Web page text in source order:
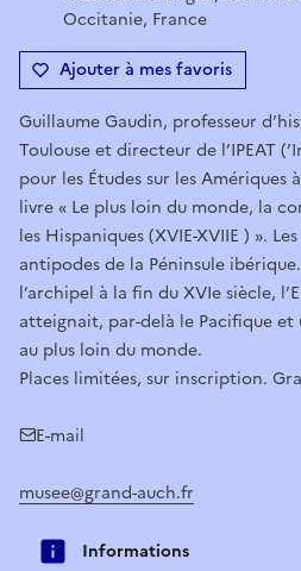
Occitanie, France
Ajouter à mes favoris
Guillaume Gaudin, professeur
Toulouse et directeur de l’IPEAT
pour les Études sur les Amériques
livre « Le plus loin du monde, la
les Hispaniques (XVIE-XVIIE ) ».
antipodes de la Péninsule
l’archipel à la fin du XVIe siècle,
atteignait, par-delà le Pacifique
au plus loin du monde.
Places limitées, sur inscription.
E-mail
musee@grand-auch.fr
Informations